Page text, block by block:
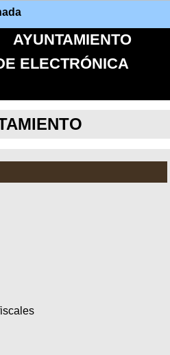
AYUNTAMIENTO
ELECTRÓNICA